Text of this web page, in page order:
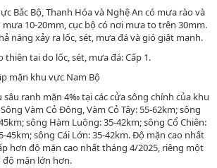
Bắc Bộ, Thanh Hóa và Nghệ An có mưa rào và
10-20mm, cục bộ có nơi mưa to trên 30mm.
năng xảy ra lốc, sét, mưa đá và gió giật mạnh.
thiên tai do lốc, sét, mưa đá: Cấp 1.
mặn khu vực Nam Bộ
sâu ranh mặn 4‰ tại các cửa sông chính của khu
Vàm Cỏ Đông, Vàm Cỏ Tây: 55-62km; sông
sông Hàm Luông: 35-42km; sông Cổ Chiên:
45km; sông Cái Lớn: 35-42km. Độ mặn cao nhất
hơn độ mặn cao nhất tháng 4/2025, riêng một
độ mặn lớn hơn.